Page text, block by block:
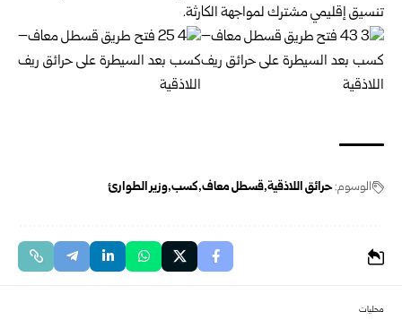
تنسيق إقليمي مشترك لمواجهة الكارثة.
الوسوم:حرائق اللاذقية قسطل معاف كسب وزير الطوارئ
محليات